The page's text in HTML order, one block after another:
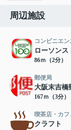
周辺施設
コンビニエ
ローソンス
86ｍ（2分）
郵便局
大阪末吉橋
167ｍ（3分）
喫茶店・カフ
クラフト